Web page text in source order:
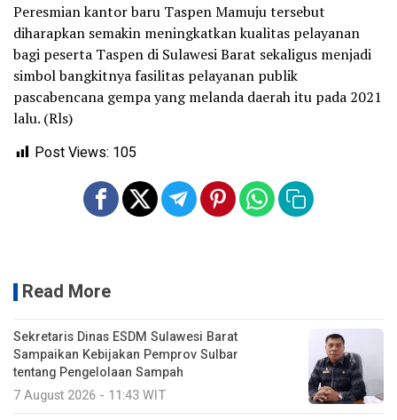
Peresmian kantor baru Taspen Mamuju tersebut
diharapkan semakin meningkatkan kualitas pelayanan
bagi peserta Taspen di Sulawesi Barat sekaligus menjadi
simbol bangkitnya fasilitas pelayanan publik
pascabencana gempa yang melanda daerah itu pada 2021
lalu. (Rls)
Post Views: 105
Read More
Sekretaris Dinas ESDM Sulawesi Barat
Sampaikan Kebijakan Pemprov Sulbar
tentang Pengelolaan Sampah
7 August 2026 - 11:43 WIT